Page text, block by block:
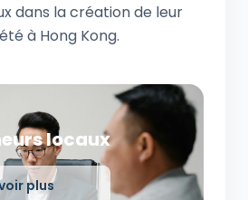
dans la création de leur
à Hong Kong.
locaux
plus